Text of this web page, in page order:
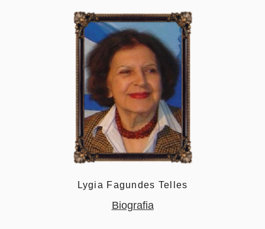
Lygia Fagundes Telles
Biografia